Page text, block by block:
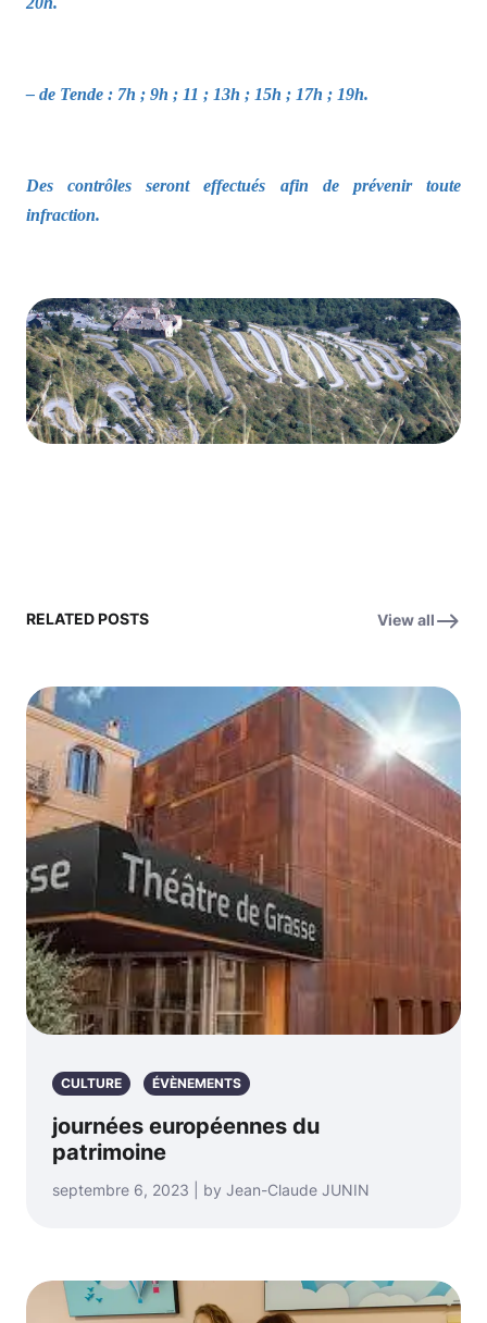
– de Tende : 7h ; 9h ; 11 ; 13h ; 15h ; 17h ; 19h.
Des contrôles seront effectués afin de prévenir toute
infraction.
RELATED POSTS View all
CULTURE ÉVÈNEMENTS
journées européennes du
patrimoine
septembre 6, 2023 | by Jean-Claude JUNIN